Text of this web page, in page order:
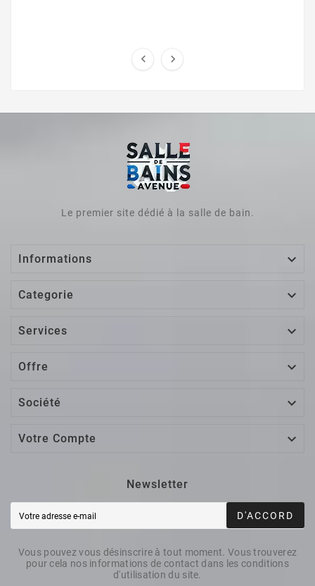
 
Le premier site dédié à la salle de bain.
Informations 
Categorie 
Services 
Offre 
Société 
Votre Compte 
Newsletter
D'ACCORD
Vous pouvez vous désinscrire à tout moment. Vous trouverez
pour cela nos informations de contact dans les conditions
d'utilisation du site.